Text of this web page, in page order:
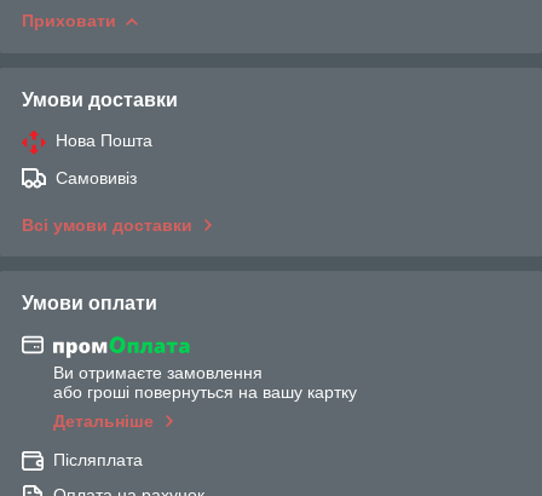
Приховати
Умови доставки
Нова Пошта
Самовивіз
Всі умови доставки
Умови оплати
Ви отримаєте замовлення
або гроші повернуться на вашу картку
Детальніше
Післяплата